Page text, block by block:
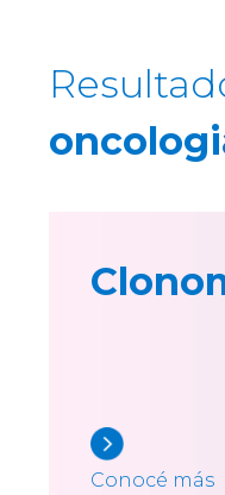
Conocé más